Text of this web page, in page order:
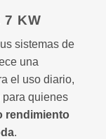
7 KW
sistemas de
una
el uso diario,
quienes
rendimiento
.